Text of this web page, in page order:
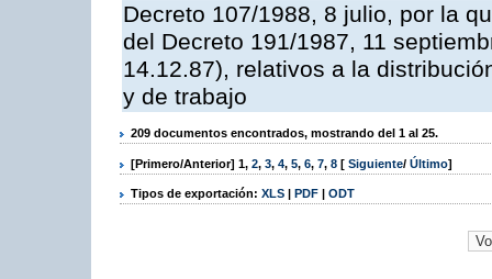
Decreto 107/1988, 8 julio, por la
del Decreto 191/1987, 11
14.12.87), relativos a la
y de trabajo
209 documentos encontrados, mostrando del 1 al 25.
[Primero/Anterior] 1, 2, 3, 4, 5, 6, 7, 8 [ Siguiente/ Último]
Tipos de exportación: XLS | PDF | ODT